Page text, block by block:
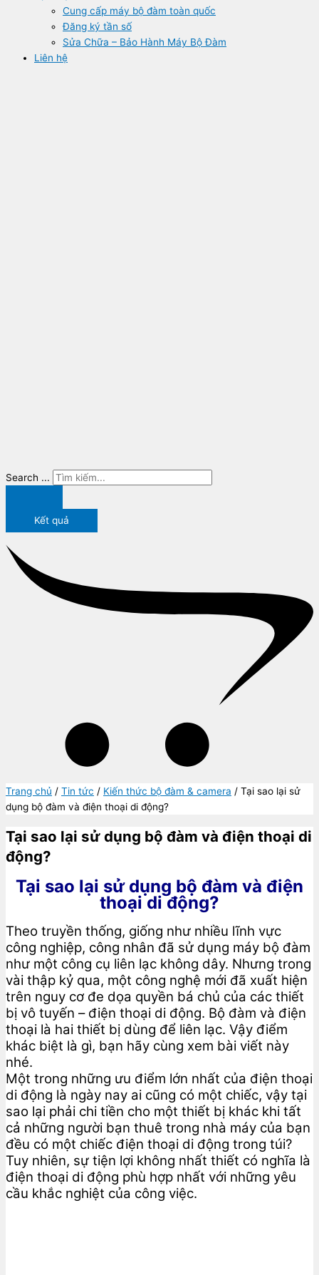
Cung cấp máy bộ đàm toàn quốc
Đăng ký tần số
Sửa Chữa – Bảo Hành Máy Bộ Đàm
Liên hệ
Search ...
Kết quả
Trang chủ / Tin tức / Kiến thức bộ đàm & camera / Tại sao lại sử
dụng bộ đàm và điện thoại di động?
Tại sao lại sử dụng bộ đàm và điện thoại di
động?
Tại sao lại sử dụng bộ đàm và điện
thoại di động?
Theo truyền thống, giống như nhiều lĩnh vực
công nghiệp, công nhân đã sử dụng máy bộ đàm
như một công cụ liên lạc không dây. Nhưng trong
vài thập kỷ qua, một công nghệ mới đã xuất hiện
trên nguy cơ đe dọa quyền bá chủ của các thiết
bị vô tuyến – điện thoại di động. Bộ đàm và điện
thoại là hai thiết bị dùng để liên lạc. Vậy điểm
khác biệt là gì, bạn hãy cùng xem bài viết này
nhé.
Một trong những ưu điểm lớn nhất của điện thoại
di động là ngày nay ai cũng có một chiếc, vậy tại
sao lại phải chi tiền cho một thiết bị khác khi tất
cả những người bạn thuê trong nhà máy của bạn
đều có một chiếc điện thoại di động trong túi?
Tuy nhiên, sự tiện lợi không nhất thiết có nghĩa là
điện thoại di động phù hợp nhất với những yêu
cầu khắc nghiệt của công việc.